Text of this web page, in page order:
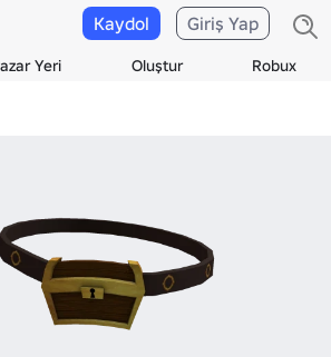
Yeri Oluştur Robux
Kaydol Giriş Yap